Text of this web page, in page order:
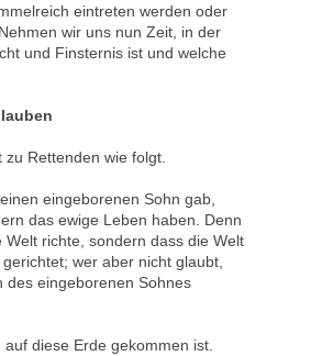
eintreten werden oder
wir uns nun Zeit, in der
und Finsternis ist und welche
Rettenden wie folgt.
eingeborenen Sohn gab,
das ewige Leben haben. Denn
richte, sondern dass die Welt
wer aber nicht glaubt,
des eingeborenen Sohnes
diese Erde gekommen ist.